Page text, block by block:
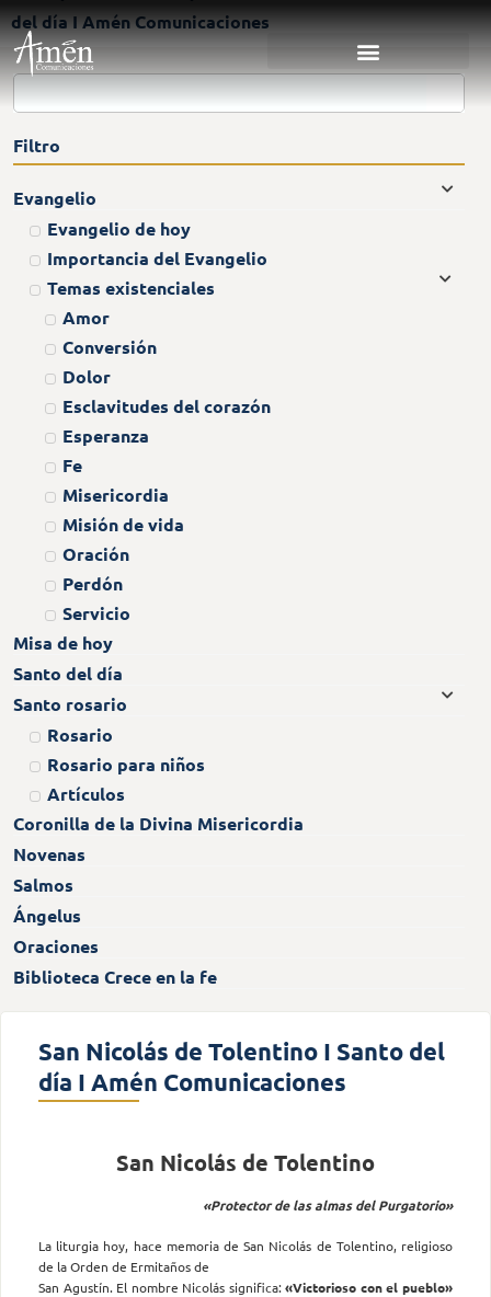
del día I Amén Comunicaciones
Filtro
Evangelio
Evangelio de hoy
Importancia del Evangelio
Temas existenciales
Amor
Conversión
Dolor
Esclavitudes del corazón
Esperanza
Fe
Misericordia
Misión de vida
Oración
Perdón
Servicio
Misa de hoy
Santo del día
Santo rosario
Rosario
Rosario para niños
Artículos
Coronilla de la Divina Misericordia
Novenas
Salmos
Ángelus
Oraciones
Biblioteca Crece en la fe
San Nicolás de Tolentino I Santo del
día I Amén Comunicaciones
San Nicolás de Tolentino
«Protector de las almas del Purgatorio»
La liturgia hoy, hace memoria de San Nicolás de Tolentino, religioso
de la Orden de Ermitaños de
San Agustín. El nombre Nicolás significa:«Victorioso con el pueblo»